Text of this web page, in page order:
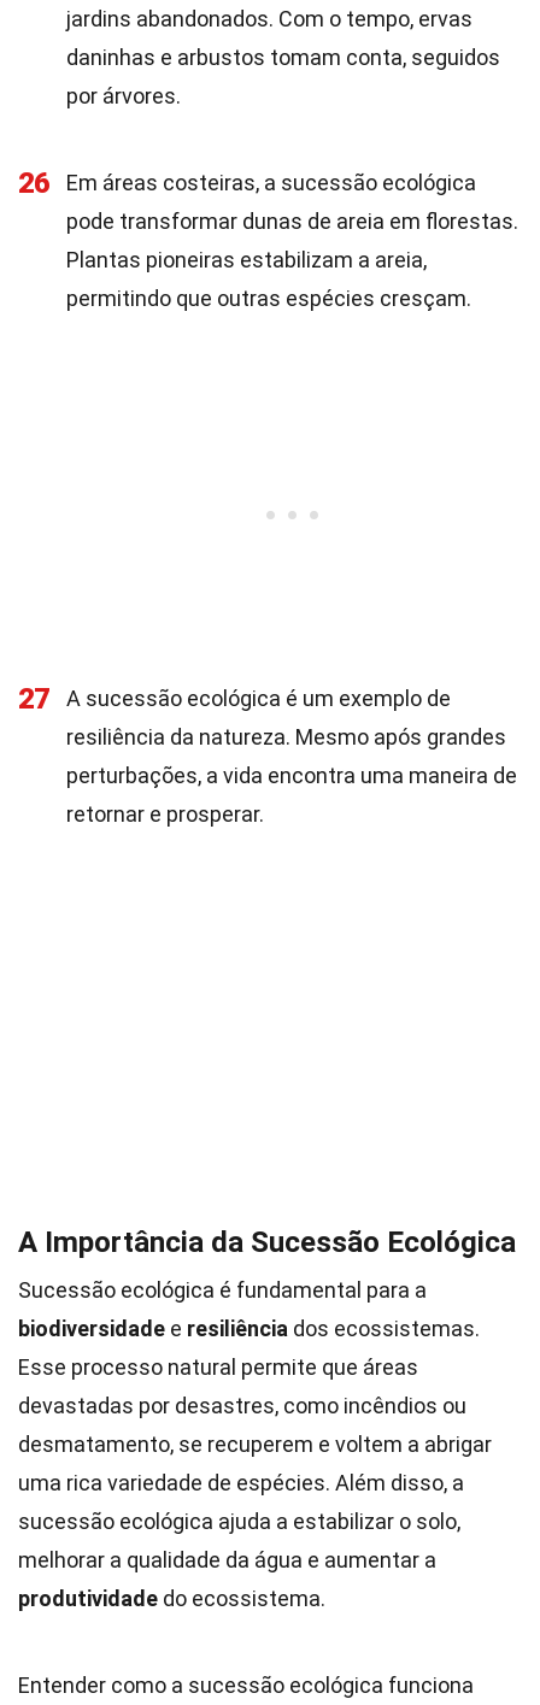
jardins abandonados. Com o tempo, ervas
daninhas e arbustos tomam conta, seguidos
por árvores.
26
Em áreas costeiras, a sucessão ecológica
pode transformar dunas de areia em florestas.
Plantas pioneiras estabilizam a areia,
permitindo que outras espécies cresçam.
27
A sucessão ecológica é um exemplo de
resiliência da natureza. Mesmo após grandes
perturbações, a vida encontra uma maneira de
retornar e prosperar.
A Importância da Sucessão Ecológica
Sucessão ecológica é fundamental para a
biodiversidade e resiliência dos ecossistemas.
Esse processo natural permite que áreas
devastadas por desastres, como incêndios ou
desmatamento, se recuperem e voltem a abrigar
uma rica variedade de espécies. Além disso, a
sucessão ecológica ajuda a estabilizar o solo,
melhorar a qualidade da água e aumentar a
produtividade do ecossistema.
Entender como a sucessão ecológica funciona